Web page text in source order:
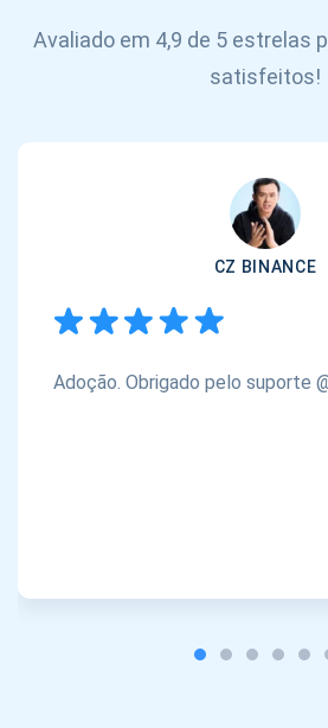
Avaliado em 4,9 de 5 estrelas
satisfeitos!
CZ BINANCE
Adoção. Obrigado pelo suporte